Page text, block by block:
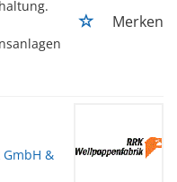
Merken
&